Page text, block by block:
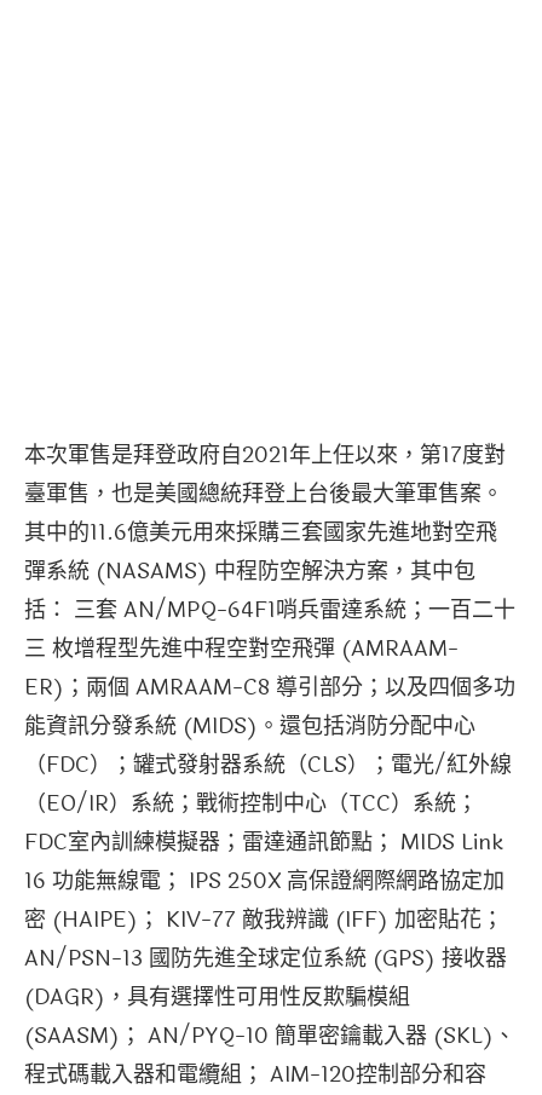
本次軍售是拜登政府自2021年上任以來，第17度對
臺軍售，也是美國總統拜登上台後最大筆軍售案。
其中的11.6億美元用來採購三套國家先進地對空飛
彈系統 (NASAMS) 中程防空解決方案，其中包
括： 三套 AN/MPQ-64F1哨兵雷達系統；一百二十
三 枚增程型先進中程空對空飛彈 (AMRAAM-
ER)；兩個 AMRAAM-C8 導引部分；以及四個多功
能資訊分發系統 (MIDS)。還包括消防分配中心
（FDC）；罐式發射器系統（CLS）；電光/紅外線
（EO/IR）系統；戰術控制中心（TCC）系統；
FDC室內訓練模擬器；雷達通訊節點； MIDS Link
16 功能無線電； IPS 250X 高保證網際網路協定加
密 (HAIPE)； KIV-77 敵我辨識 (IFF) 加密貼花；
AN/PSN-13 國防先進全球定位系統 (GPS) 接收器
(DAGR)，具有選擇性可用性反欺騙模組
(SAASM)； AN/PYQ-10 簡單密鑰載入器 (SKL)、
程式碼載入器和電纜組； AIM-120控制部分和容